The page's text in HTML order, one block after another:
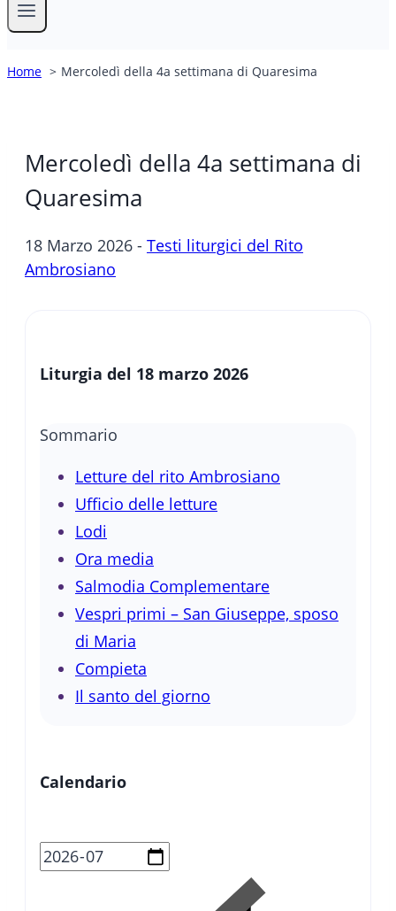
Home Mercoledì della 4a settimana di Quaresima
Mercoledì della 4a settimana di
Quaresima
18 Marzo 2026 - Testi liturgici del Rito
Ambrosiano
Liturgia del 18 marzo 2026
Sommario
Letture del rito Ambrosiano
Ufficio delle letture
Lodi
Ora media
Salmodia Complementare
Vespri primi – San Giuseppe, sposo
di Maria
Compieta
Il santo del giorno
Calendario